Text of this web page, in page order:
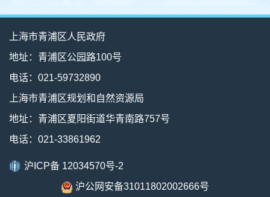
上海市青浦区人民政府
地址：青浦区公园路100号
电话：021-59732890
上海市青浦区规划和自然资源局
地址：青浦区夏阳街道华青南路757号
电话：021-33861962
沪ICP备 12034570号-2
沪公网安备31011802002666号